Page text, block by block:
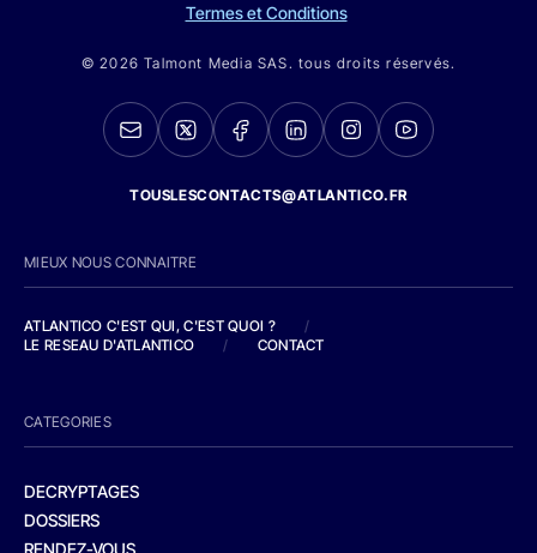
Termes et Conditions
© 2026 Talmont Media SAS. tous droits réservés.
TOUSLESCONTACTS@ATLANTICO.FR
MIEUX NOUS CONNAITRE
ATLANTICO C'EST QUI, C'EST QUOI ?
/
LE RESEAU D'ATLANTICO
/ CONTACT
CATEGORIES
DECRYPTAGES
DOSSIERS